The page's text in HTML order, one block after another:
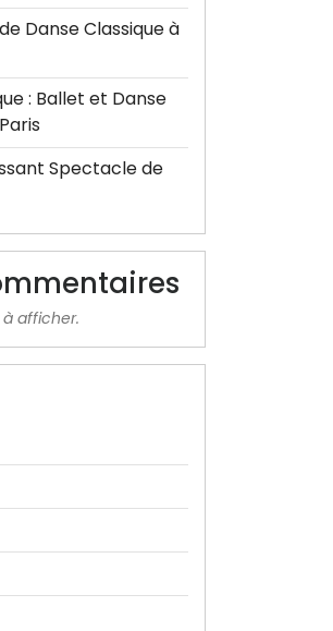
Danse Classique à
: Ballet et Danse
Spectacle de
afficher.